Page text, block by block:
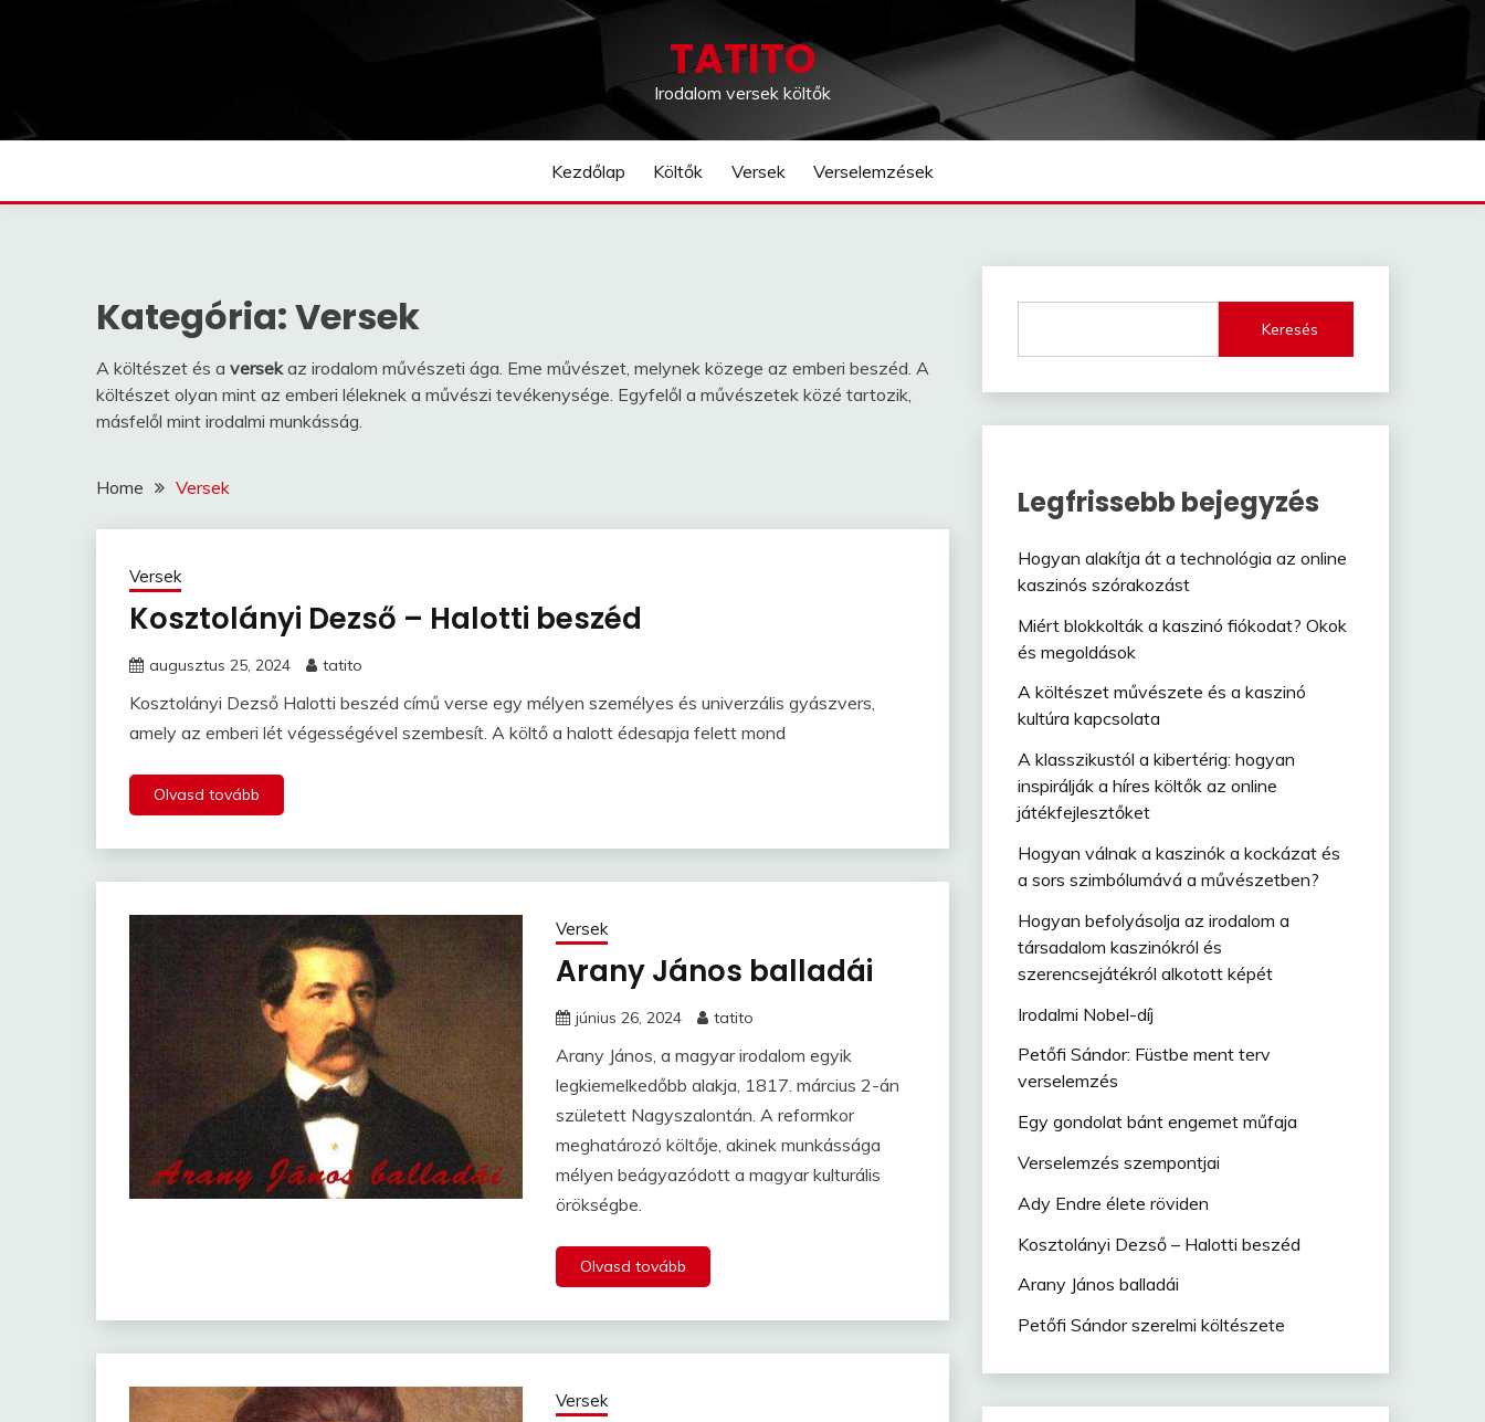
TATITO
Irodalom versek költők
Kezdőlap Költők Versek Verselemzések
Kategória:Versek
A költészet és a versekaz irodalom művészeti ága. Eme művészet, melynek közege az emberi beszéd. A
költészet olyan mint az emberi léleknek a művészi tevékenysége. Egyfelől a művészetek közé tartozik,
másfelől mint irodalmi munkásság.
Home Versek
Versek
Kosztolányi Dezső – Halotti beszéd
augusztus 25, 2024 tatito
Kosztolányi Dezső Halotti beszéd című verse egy mélyen személyes és univerzális gyászvers,
amely az emberi lét végességével szembesít. A költő a halott édesapja felett mond
Olvasd tovább
Versek
Arany János balladái
június 26, 2024 tatito
Arany János, a magyar irodalom egyik
legkiemelkedőbb alakja, 1817. március 2-án
született Nagyszalontán. A reformkor
meghatározó költője, akinek munkássága
mélyen beágyazódott a magyar kulturális
örökségbe.
Olvasd tovább
Versek
Keresés
Legfrissebb bejegyzés
Hogyan alakítja át a technológia az online
kaszinós szórakozást
Miért blokkolták a kaszinó fiókodat? Okok
és megoldások
A költészet művészete és a kaszinó
kultúra kapcsolata
A klasszikustól a kibertérig: hogyan
inspirálják a híres költők az online
játékfejlesztőket
Hogyan válnak a kaszinók a kockázat és
a sors szimbólumává a művészetben?
Hogyan befolyásolja az irodalom a
társadalom kaszinókról és
szerencsejátékról alkotott képét
Irodalmi Nobel-díj
Petőfi Sándor: Füstbe ment terv
verselemzés
Egy gondolat bánt engemet műfaja
Verselemzés szempontjai
Ady Endre élete röviden
Kosztolányi Dezső – Halotti beszéd
Arany János balladái
Petőfi Sándor szerelmi költészete